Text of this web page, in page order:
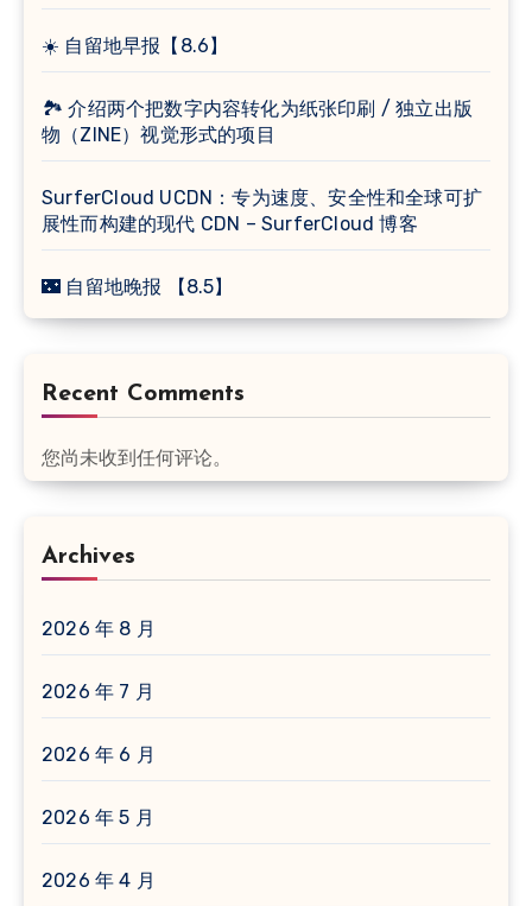
☀️ 自留地早报【8.6】
🏞 介绍两个把数字内容转化为纸张印刷 / 独立出版
物（ZINE）视觉形式的项目
SurferCloud UCDN：专为速度、安全性和全球可扩
展性而构建的现代 CDN – SurferCloud 博客
🌃 自留地晚报 【8.5】
Recent Comments
您尚未收到任何评论。
Archives
2026 年 8 月
2026 年 7 月
2026 年 6 月
2026 年 5 月
2026 年 4 月